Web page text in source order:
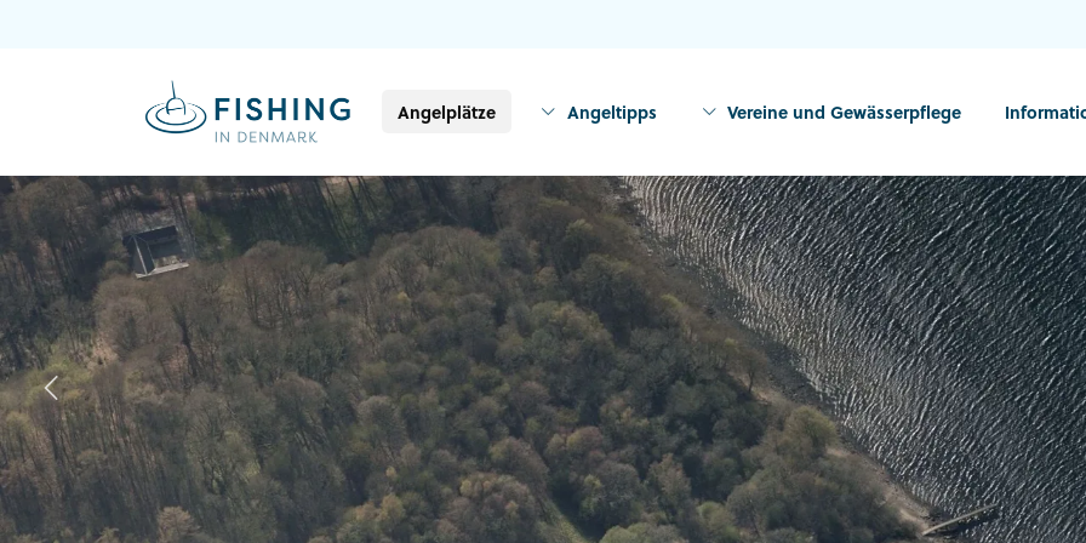
Angelplätze Angeltipps Vereine und Gewässerpflege
Previous